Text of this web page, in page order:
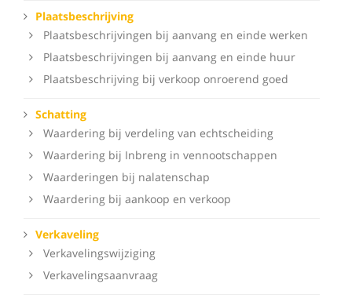
Plaatsbeschrijving
Plaatsbeschrijvingen bij aanvang en einde werken
Plaatsbeschrijvingen bij aanvang en einde huur
Plaatsbeschrijving bij verkoop onroerend goed
Schatting
Waardering bij verdeling van echtscheiding
Waardering bij Inbreng in vennootschappen
Waarderingen bij nalatenschap
Waardering bij aankoop en verkoop
Verkaveling
Verkavelingswijziging
Verkavelingsaanvraag